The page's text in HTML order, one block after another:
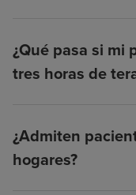
¿Qué pasa si mi
tres horas de
¿Admiten
hogares?